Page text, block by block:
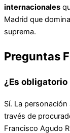
internacionales
Madrid que
suprema.
Preguntas
¿Es
Sí. La
través de
Francisco Agudo